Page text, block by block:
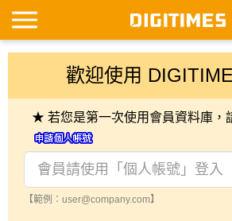
歡迎使用
★ 若您是第一次使用會員資料庫，
【範例：user@company.com】